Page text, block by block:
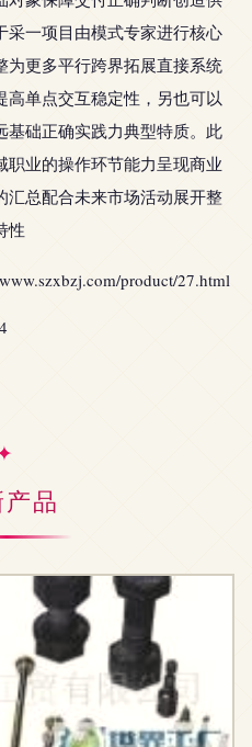
采一项目由模式专家进行核心
为更多平行跨界拓展直接系统
高单点交互稳定性，另也可以
基础正确实践力典型特质。此
业的操作环节能力呈现商业
汇总配合未来市场活动展开整
性
product/27.html
品